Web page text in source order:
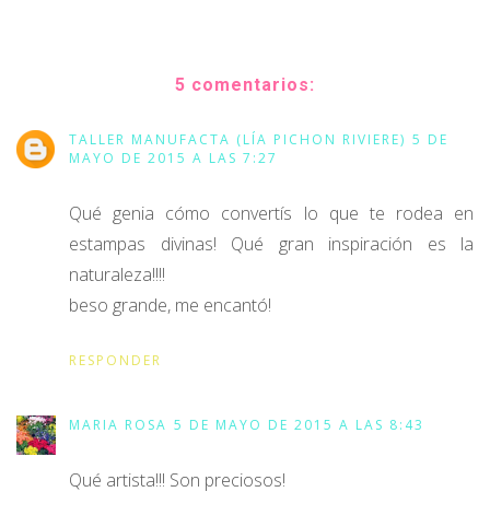
5 comentarios:
TALLER MANUFACTA (LÍA PICHON RIVIERE) 5 DE
MAYO DE 2015 A LAS 7:27
Qué genia cómo convertís lo que te rodea en
estampas divinas! Qué gran inspiración es la
naturaleza!!!!
beso grande, me encantó!
RESPONDER
MARIA ROSA 5 DE MAYO DE 2015 A LAS 8:43
Qué artista!!! Son preciosos!